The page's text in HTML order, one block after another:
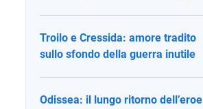
Troilo e Cressida: amore tradito
sullo sfondo della guerra inutile
Odissea: il lungo ritorno dell’eroe